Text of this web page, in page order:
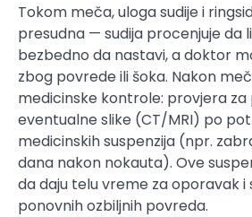
Tokom meča, uloga sudije i
presudna — sudija procenjuje da
bezbedno da nastavi, a doktor
zbog povrede ili šoka. Nakon
medicinske kontrole: provjera za
eventualne slike (CT/MRI) po
medicinskih suspenzija (npr.
dana nakon nokauta). Ove
da daju telu vreme za oporavak i
ponovnih ozbiljnih povreda.